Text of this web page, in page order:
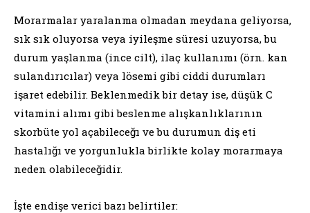
Morarmalar yaralanma olmadan meydana geliyorsa,
sık sık oluyorsa veya iyileşme süresi uzuyorsa, bu
durum yaşlanma (ince cilt), ilaç kullanımı (örn. kan
sulandırıcılar) veya lösemi gibi ciddi durumları
işaret edebilir. Beklenmedik bir detay ise, düşük C
vitamini alımı gibi beslenme alışkanlıklarının
skorbüte yol açabileceğı ve bu durumun diş eti
hastalığı ve yorgunlukla birlikte kolay morarmaya
neden olabileceğidir.
İşte endişe verici bazı belirtiler: